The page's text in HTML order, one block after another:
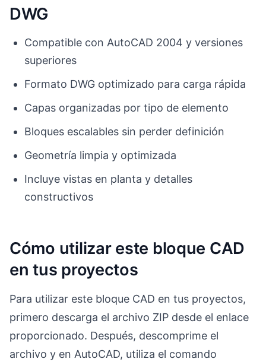
DWG
Compatible con AutoCAD 2004 y versiones
superiores
Formato DWG optimizado para carga rápida
Capas organizadas por tipo de elemento
Bloques escalables sin perder definición
Geometría limpia y optimizada
Incluye vistas en planta y detalles
constructivos
Cómo utilizar este bloque CAD
en tus proyectos
Para utilizar este bloque CAD en tus proyectos,
primero descarga el archivo ZIP desde el enlace
proporcionado. Después, descomprime el
archivo y en AutoCAD, utiliza el comando